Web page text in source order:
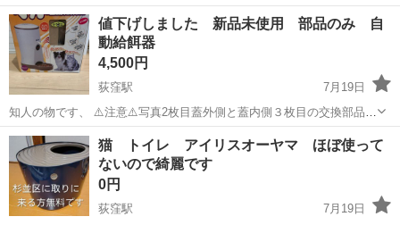
値下げしました 新品未使用 部品のみ 自
動給餌器
4,500円
荻窪駅
7月19日
知人の物です、 ⚠️注意⚠️写真2枚目蓋外側と蓋内側３枚目の交換部品の
みです。 ⚠️写真１枚目4枚目5枚目は参考です。 中古本体動作確認済み
は、別投稿4980円で出ています。 地下鉄丸の内線のこちらの指定駅
か、 日にち...
東京 杉並区 荻窪駅
猫 トイレ アイリスオーヤマ ほぼ使って
ないので綺麗です
0円
荻窪駅
7月19日